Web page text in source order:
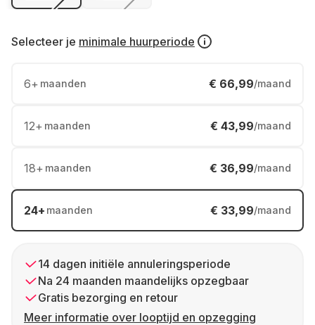
Selecteer je minimale huurperiode
6+ maanden € 66,99/maand
12+ maanden € 43,99/maand
18+ maanden € 36,99/maand
24+ maanden € 33,99/maand
14 dagen initiële annuleringsperiode
Na 24 maanden maandelijks opzegbaar
Gratis bezorging en retour
Meer informatie over looptijd en opzegging